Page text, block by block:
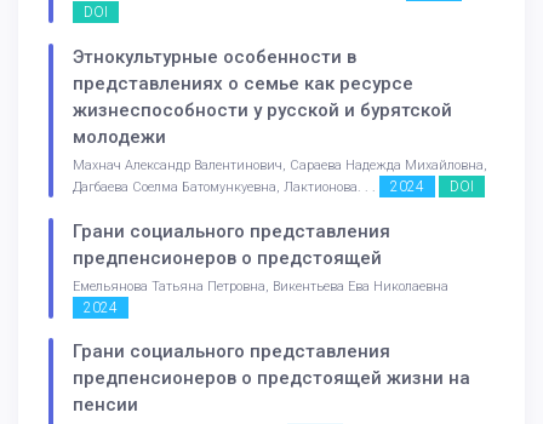
DOI
Этнокультурные особенности в
представлениях о семье как ресурсе
жизнеспособности у русской и бурятской
молодежи
Махнач Александр Валентинович, Сараева Надежда Михайловна,
Дагбаева Соелма Батомункуевна, Лактионова. . .
2024 DOI
Грани социального представления
предпенсионеров о предстоящей
Емельянова Татьяна Петровна, Викентьева Ева Николаевна
2024
Грани социального представления
предпенсионеров о предстоящей жизни на
пенсии